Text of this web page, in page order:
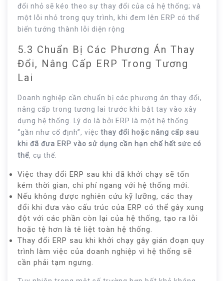
đổi nhỏ sẽ kéo theo sự thay đổi của cả hệ thống; và
một lỗi nhỏ trong quy trình, khi đem lên ERP có thể
biến tướng thành lỗi diện rộng
5.3 Chuẩn Bị Các Phương Án Thay
Đổi, Nâng Cấp ERP Trong Tương
Lai
Doanh nghiệp cần chuẩn bị các phương án thay đổi,
nâng cấp trong tương lai trước khi bắt tay vào xây
dựng hệ thống. Lý do là bởi ERP là một hệ thống
“gần như cố định”, việc thay đổi hoặc nâng cấp sau
khi đã đưa ERP vào sử dụng cần hạn chế hết sức có
thể, cụ thể:
Việc thay đổi ERP sau khi đã khởi chạy sẽ tốn
kém thời gian, chi phí ngang với hệ thống mới.
Nếu không được nghiên cứu kỹ lưỡng, các thay
đổi khi đưa vào cấu trúc của ERP có thể gây xung
đột với các phần còn lại của hệ thống, tạo ra lỗi
hoặc tệ hơn là tê liệt toàn hệ thống.
Thay đổi ERP sau khi khởi chạy gây gián đoạn quy
trình làm việc của doanh nghiệp vì hệ thống sẽ
cần phải tạm ngưng.